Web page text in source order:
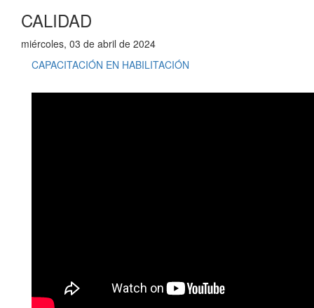
CALIDAD
miércoles, 03 de abril de 2024
CAPACITACIÓN EN HABILITACIÓN